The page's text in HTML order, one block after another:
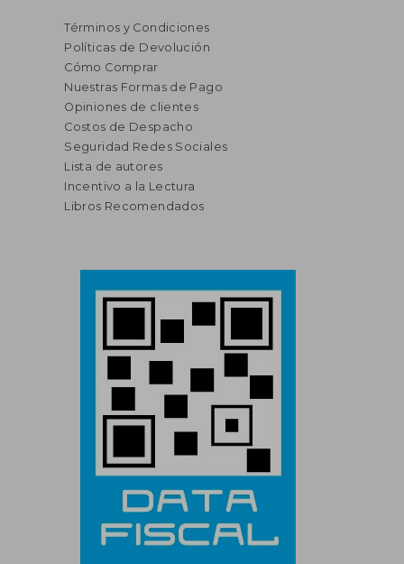
Términos y Condiciones
Políticas de Devolución
Cómo Comprar
Nuestras Formas de Pago
Opiniones de clientes
Costos de Despacho
Seguridad Redes Sociales
Lista de autores
Incentivo a la Lectura
Libros Recomendados